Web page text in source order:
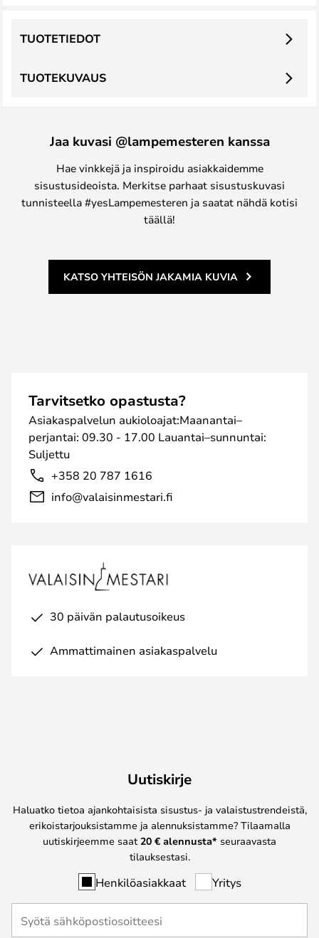
TUOTEKUVAUS
TUOTETIEDOT
Jaa kuvasi @lampemesteren kanssa
Hae vinkkejä ja inspiroidu asiakkaidemme
sisustusideoista. Merkitse parhaat sisustuskuvasi
tunnisteella #yesLampemesteren ja saatat nähdä kotisi
täällä!
KATSO YHTEISÖN JAKAMIA KUVIA
Tarvitsetko opastusta?
Asiakaspalvelun aukioloajat:Maanantai–
perjantai: 09.30 - 17.00 Lauantai–sunnuntai:
Suljettu
+358 20 787 1616
info@valaisinmestari.fi
30 päivän palautusoikeus
Ammattimainen asiakaspalvelu
Uutiskirje
Haluatko tietoa ajankohtaisista sisustus- ja valaistustrendeistä,
erikoistarjouksistamme ja alennuksistamme? Tilaamalla
uutiskirjeemme saat 20 € alennusta* seuraavasta
tilauksestasi.
Henkilöasiakkaat Yritys